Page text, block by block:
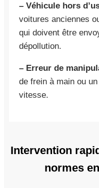
– Véhicule hors
voitures anciennes
qui doivent être
dépollution.
– Erreur de
de frein à main ou
vitesse.
Intervention
normes